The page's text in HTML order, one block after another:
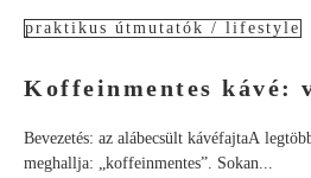
praktikus útmutatók / lifestyle
Koffeinmentes kávé:
Bevezetés: az alábecsült kávéfajtaA
meghallja: „koffeinmentes”. Sokan...